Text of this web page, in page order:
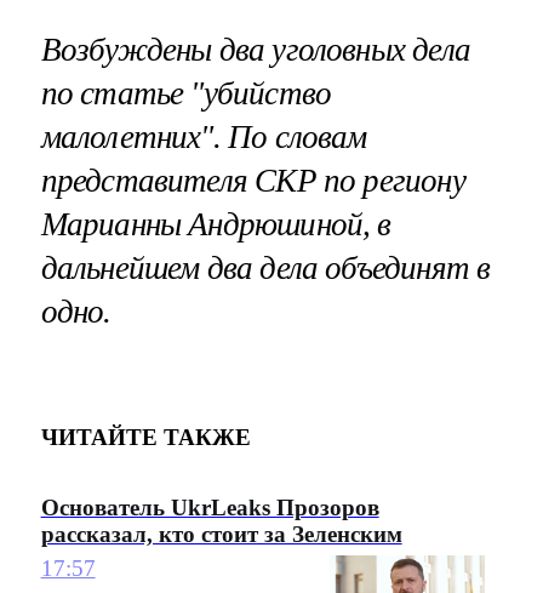
Возбуждены два уголовных дела
по статье "убийство
малолетних". По словам
представителя СКР по региону
Марианны Андрюшиной, в
дальнейшем два дела объединят в
одно.
ЧИТАЙТЕ ТАКЖЕ
Основатель UkrLeaks Прозоров
рассказал, кто стоит за Зеленским
17:57